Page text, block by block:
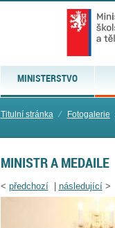
MINISTERSTVO
Titulní stránka ⁄ Fotogalerie
MINISTR A MEDAILE
< předchozí| následující>